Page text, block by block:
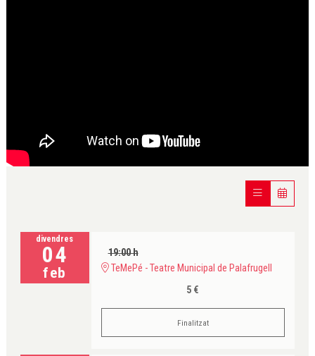
divendres
04
feb
19:00 h
TeMePé - Teatre Municipal de Palafrugell
5 €
Finalitzat